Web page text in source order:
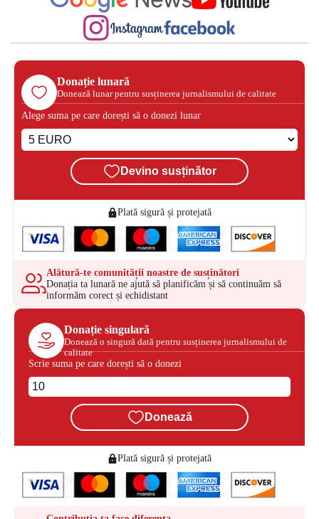
Donație lunară
Donează lunar pentru susținerea jurnalismului de calitate
Alege suma pe care dorești să o donezi lunar
Devino susținător
Plată sigură și protejată
Alătură-te comunității noastre de susținători
Donația ta lunară ne ajută să planificăm și să continuăm să
informăm corect și echidistant
Donație singulară
Donează o singură dată pentru susținerea jurnalismului de
calitate
Scrie suma pe care dorești să o donezi
Donează
Plată sigură și protejată